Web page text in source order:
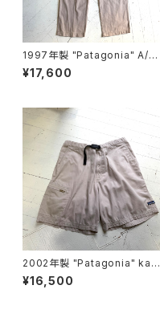
1997年製 "Patagonia" A/C
pants
¥17,600
2002年製 "Patagonia" kang
ri shorts
¥16,500